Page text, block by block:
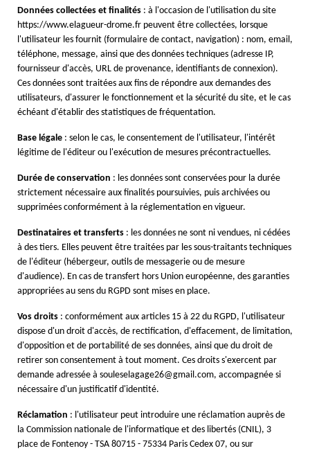
Données collectées et finalités : à l'occasion de l'utilisation du site
https://www.elagueur-drome.fr peuvent être collectées, lorsque
l'utilisateur les fournit (formulaire de contact, navigation) : nom, email,
téléphone, message, ainsi que des données techniques (adresse IP,
fournisseur d'accès, URL de provenance, identifiants de connexion).
Ces données sont traitées aux fins de répondre aux demandes des
utilisateurs, d'assurer le fonctionnement et la sécurité du site, et le cas
échéant d'établir des statistiques de fréquentation.
Base légale : selon le cas, le consentement de l'utilisateur, l'intérêt
légitime de l'éditeur ou l'exécution de mesures précontractuelles.
Durée de conservation : les données sont conservées pour la durée
strictement nécessaire aux finalités poursuivies, puis archivées ou
supprimées conformément à la réglementation en vigueur.
Destinataires et transferts : les données ne sont ni vendues, ni cédées
à des tiers. Elles peuvent être traitées par les sous-traitants techniques
de l'éditeur (hébergeur, outils de messagerie ou de mesure
d'audience). En cas de transfert hors Union européenne, des garanties
appropriées au sens du RGPD sont mises en place.
Vos droits : conformément aux articles 15 à 22 du RGPD, l'utilisateur
dispose d'un droit d'accès, de rectification, d'effacement, de limitation,
d'opposition et de portabilité de ses données, ainsi que du droit de
retirer son consentement à tout moment. Ces droits s'exercent par
demande adressée à souleselagage26@gmail.com, accompagnée si
nécessaire d'un justificatif d'identité.
Réclamation : l'utilisateur peut introduire une réclamation auprès de
la Commission nationale de l'informatique et des libertés (CNIL), 3
place de Fontenoy - TSA 80715 - 75334 Paris Cedex 07, ou sur